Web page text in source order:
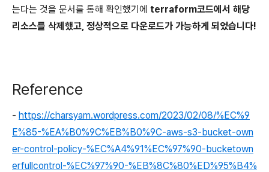
는다는 것을 문서를 통해 확인했기에 terraform코드에서 해당
리소스를 삭제했고, 정상적으로 다운로드가 가능하게 되었습니다!
Reference
- https://charsyam.wordpress.com/2023/02/08/%EC%9
E%85-%EA%B0%9C%EB%B0%9C-aws-s3-bucket-own
er-control-policy-%EC%A4%91%EC%97%90-bucketown
erfullcontrol-%EC%97%90-%EB%8C%80%ED%95%B4%